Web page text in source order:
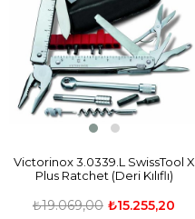
Victorinox 3.0339.L SwissTool X
Plus Ratchet (Deri Kılıflı)
₺15.255,20
₺19.069,00